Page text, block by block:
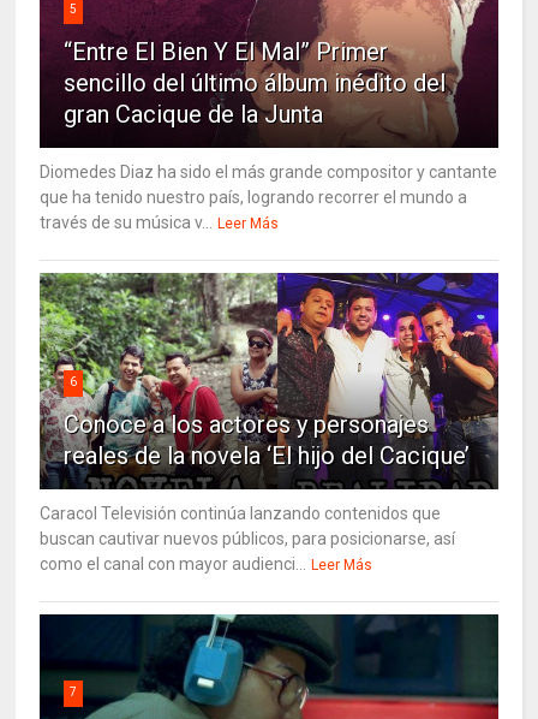
5
“Entre El Bien Y El Mal” Primer
sencillo del último álbum inédito del
gran Cacique de la Junta
Diomedes Diaz ha sido el más grande compositor y cantante
que ha tenido nuestro país, logrando recorrer el mundo a
través de su música v... Leer Más
6
Conoce a los actores y personajes
reales de la novela ‘El hijo del Cacique’
Caracol Televisión continúa lanzando contenidos que
buscan cautivar nuevos públicos, para posicionarse, así
como el canal con mayor audienci... Leer Más
7